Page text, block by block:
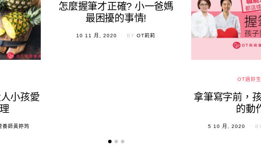
小孩愛
養師黃婷筠
怎麼握筆才正確? 小一爸媽
最困擾的事情!
POSTED
10 11 月, 2020 BY OT莉莉
OT過好
拿筆寫字前，
的動
POSTED
5 10 月, 2020